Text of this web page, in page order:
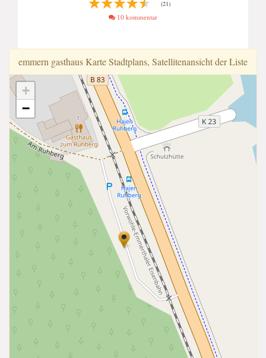
(21)
10 kommentar
emmern gasthaus Karte Stadtplans, Satellitenansicht der Liste
+
−